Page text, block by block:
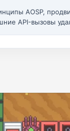
AOSP,
API-вызовы